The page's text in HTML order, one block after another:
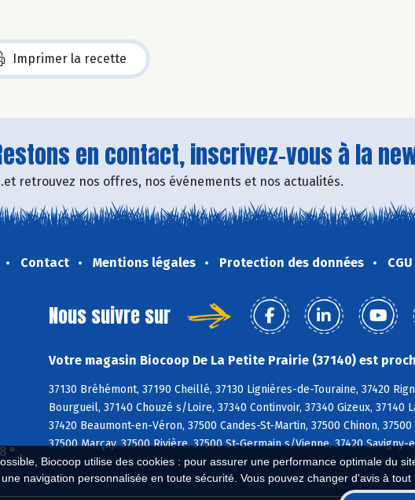
Biocoop utilise des cookies : pour assurer une performance optimale du
navigation personnalisée en toute sécurité. Vous pouvez changer d'avis à
Imprimer la recette
en contact, inscrivez-vous à la
retrouvez nos offres, nos événements et nos actualités.
Contact Mentions légales Protection des données CGU
° ,
Nous suivre sur
Votre magasin Biocoop De La Petite Prairie (37140) est
37130 Bréhémont, 37190 Cheillé, 37130 Lignières-de-Touraine, 37420
Bourgueil, 37140 Chouzé s/Loire, 37340 Continvoir, 37340 Gizeux,
37420 Beaumont-en-Véron, 37500 Candes-St-Martin, 37500 Chinon,
37500 Marçay, 37500 Rivière, 37500 St-Germain s/Vienne, 37420